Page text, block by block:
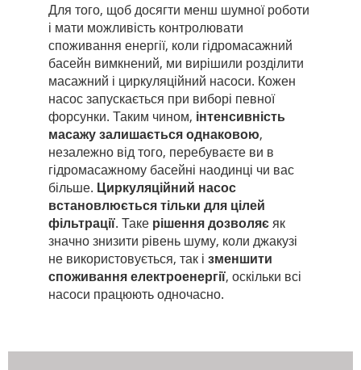
Для того, щоб досягти менш шумної роботи
і мати можливість контролювати
споживання енергії, коли гідромасажний
басейн вимкнений, ми вирішили розділити
масажний і циркуляційний насоси. Кожен
насос запускається при виборі певної
форсунки. Таким чином, інтенсивність
масажу залишається однаковою,
незалежно від того, перебуваєте ви в
гідромасажному басейні наодинці чи вас
більше. Циркуляційний насос
встановлюється тільки для цілей
фільтрації. Таке рішення дозволяєяк
значно знизити рівень шуму, коли джакузі
не використовується, так і зменшити
споживання електроенергії, оскільки всі
насоси працюють одночасно.